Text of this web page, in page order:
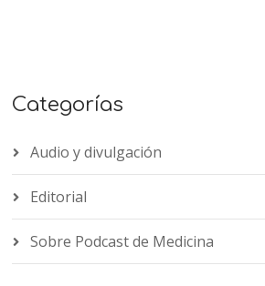
Categorías
Audio y divulgación
Editorial
Sobre Podcast de Medicina